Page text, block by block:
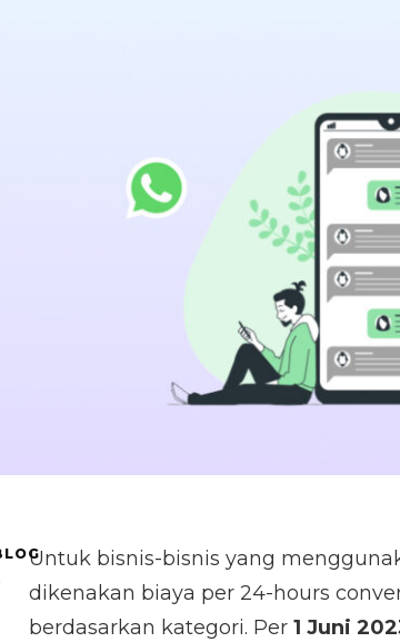
Untuk bisnis-bisnis yang
dikenakan biaya per 24-hours
berdasarkan kategori. Per 1 Juni